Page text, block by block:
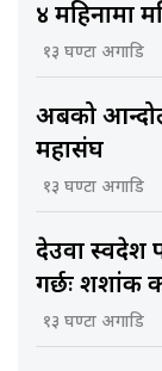
४ महिनामा
१३ घण्टा अगाडि
अबको
महासंघ
१३ घण्टा अगाडि
देउवा स्वदेश
गर्छः शशांक
१३ घण्टा अगाडि